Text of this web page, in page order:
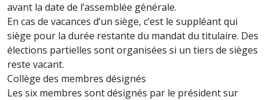
avant la date de l’assemblée générale.
En cas de vacances d’un siège, c’est le suppléant qui
siège pour la durée restante du mandat du titulaire. Des
élections partielles sont organisées si un tiers de sièges
reste vacant.
Collège des membres désignés
Les six membres sont désignés par le président sur